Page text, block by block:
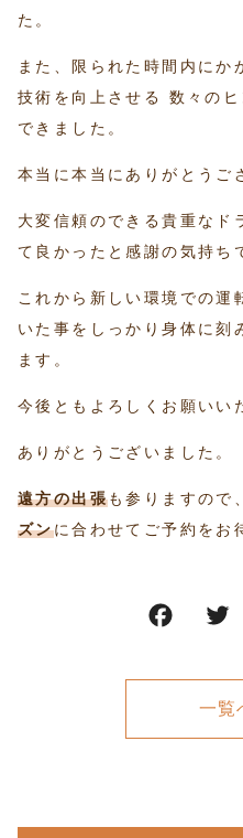
た。
また、限られた時間内にか
技術を向上させる 数々の
できました。
本当に本当にありがとうご
大変信頼のできる貴重なド
て良かったと感謝の気持ち
これから新しい環境での運
いた事をしっかり身体に刻
ます。
今後ともよろしくお願いい
ありがとうございました。
遠方の出張も参りますので
ズンに合わせてご予約をお
一覧